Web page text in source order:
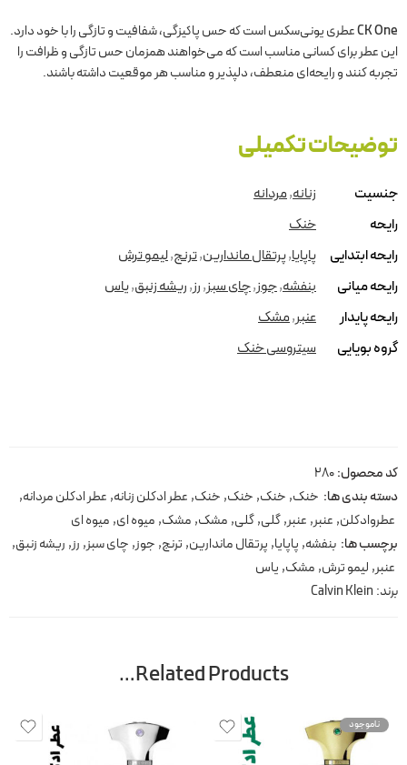
CK Oneعطری یونی‌سکس است که حس پاکیزگی، شفافیت و تازگی را با خود دارد.
این عطر برای کسانی مناسب است که می‌خواهند همزمان حس تازگی و ظرافت را
تجربه کنند و رایحه‌ای منعطف، دلپذیر و مناسب هر موقعیت داشته باشند.
توضیحات تکمیلی
جنسیت زنانه,مردانه
رایحه
خنک
رایحه ابتدایی
پاپایا,پرتقال ماندارین,ترنج,لیمو ترش
رایحه میانی
بنفشه,جوز,چای سبز,رز,ریشه زنبق,یاس
رایحه پایدار
عنبر,مشک
گروه بویایی
سیتروسی خنک
کد محصول:280
دسته بندی ها: خنک, خنک, خنک, خنک, عطر ادکلن زنانه, عطر ادکلن مردانه,
عطروادکلن, عنبر, عنبر,گلی,گلی, مشک, مشک, میوه ای, میوه ای
برچسب ها: بنفشه, پاپایا, پرتقال ماندارین, ترنج, جوز, چای سبز, رز, ریشه زنبق,
عنبر, لیمو ترش, مشک, یاس
برند: Calvin Klein
Related Products…
ناموجود